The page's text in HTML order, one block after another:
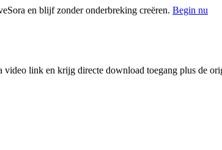
en blijf zonder onderbreking creëren. Begin nu
link en krijg directe download toegang plus de